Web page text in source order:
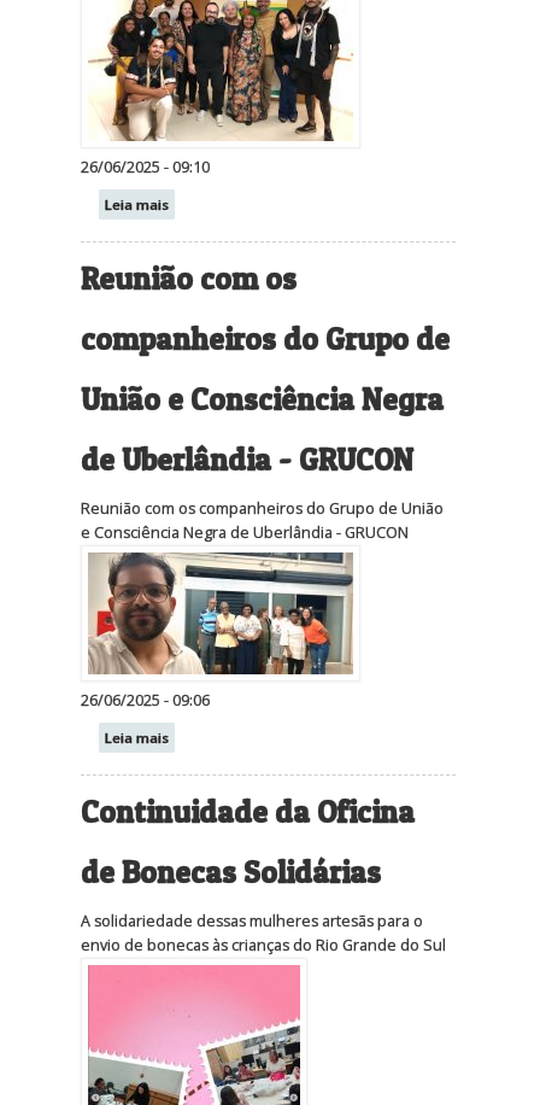
26/06/2025 - 09:10
Leia mais
Reunião com os
companheiros do Grupo de
União e Consciência Negra
de Uberlândia - GRUCON
Reunião com os companheiros do Grupo de União
e Consciência Negra de Uberlândia - GRUCON
26/06/2025 - 09:06
Leia mais
Continuidade da Oficina
de Bonecas Solidárias
A solidariedade dessas mulheres artesãs para o
envio de bonecas às crianças do Rio Grande do Sul